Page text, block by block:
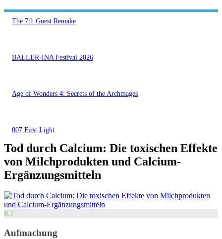
The 7th Guest Remake
BALLER-INA Festival 2026
Age of Wonders 4: Secrets of the Archmages
007 First Light
Tod durch Calcium: Die toxischen Effekte
von Milchprodukten und Calcium-
Ergänzungsmitteln
8.1
Aufmachung